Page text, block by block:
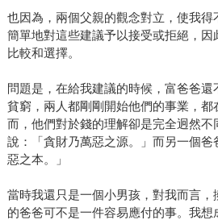
也因為，兩個父親的觀念對立，使我
簡單地對這些建議予以接受或拒絕，因
比較和選擇。
問題是，在給我建議的時候，富爸爸
貧窮，兩人都剛剛開始他們的事業，都
而，他們對於錢的理解卻是完全迥然不
說：「貪財乃萬惡之源。」而另一個
惡之本。」
當時我還只是一個小男孩，對我而言，
的爸爸可不是一件容易應付的事。我想